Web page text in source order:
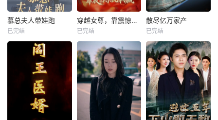
慕总夫人带娃跑
已完结
穿越女尊，靠震惊系统躺赢
已完结
散尽亿万家产
已完结